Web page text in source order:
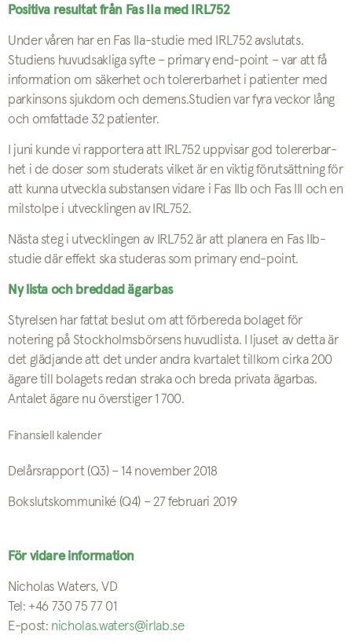
Positiva resultat från Fas IIa med IRL752
Under våren har en Fas IIa-studie med IRL752 avslutats.
Studiens huvudsakliga syfte − primary end-point − var att få
information om säkerhet och tolererbarhet i patienter med
parkinsons sjukdom och demens.Studien var fyra veckor lång
och omfattade 32 patienter.
I juni kunde vi rapportera att IRL752 uppvisar god tolererbar­
het i de doser som studerats vilket är en viktig förutsättning för
att kunna utveckla substansen vidare i Fas IIb och Fas III och en
mil­stolpe i utvecklingen av IRL752.
Nästa steg i utvecklingen av IRL752 är att planera en Fas IIb-
studie där effekt ska studeras som primary end-point.
Ny lista och breddad ägarbas
Styrelsen har fattat beslut om att förbereda bolaget för
notering på Stockholmsbörsens huvudlista.
I ljuset av detta är
det glädjande att det under andra kvartalet tillkom cirka 200
ägare till bolagets redan straka och breda privata ägarbas.
Antalet ägare nu överstiger 1 700.
Finansiell kalender
Delårsrapport (Q3) – 14 november 2018
Bokslutskommuniké (Q4) – 27 februari 2019
För vidare information
Nicholas Waters, VD
Tel: +46 730 75 77 01
E-post: nicholas.waters@irlab.se